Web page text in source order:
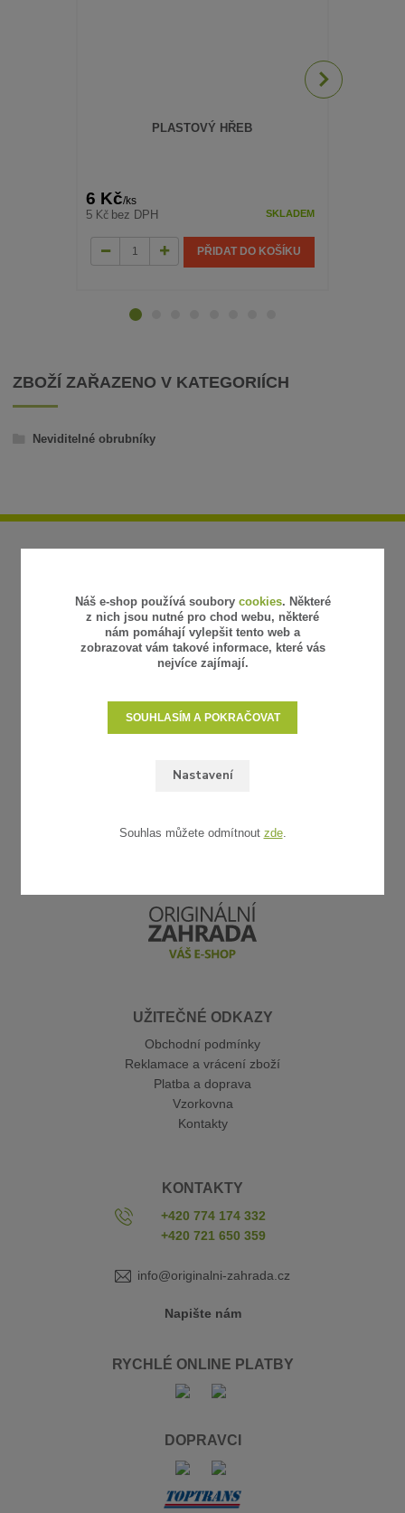
PLASTOVÝ HŘEB
6 Kč/ks
5 Kč bez DPH SKLADEM
PŘIDAT DO KOŠÍKU
ZBOŽÍ ZAŘAZENO V KATEGORIÍCH
Neviditelné obrubníky
UŽITEČNÉ ODKAZY
Obchodní podmínky
Reklamace a vrácení zboží
Platba a doprava
Vzorkovna
Kontakty
KONTAKTY
+420 774 174 332
+420 721 650 359
info@originalni-zahrada.cz
Napište nám
RYCHLÉ ONLINE PLATBY
DOPRAVCI
Náš e-shop používá soubory cookies. Některé
z nich jsou nutné pro chod webu, některé
nám pomáhají vylepšit tento web a
zobrazovat vám takové informace, které vás
nejvíce zajímají.
Nastavení
SOUHLASÍM A POKRAČOVAT
Souhlas můžete odmítnout zde.